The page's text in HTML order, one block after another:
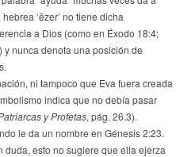
‘ēzer’ no tiene dicha
a Dios (como en Éxodo 18:4;
y nunca denota una posición de
ni tampoco que Eva fuera creada
indica que no debía pasar
y Profetas, pág. 26.3).
le da un nombre en Génesis 2:23.
duda, esto no sugiere que ella ejerza